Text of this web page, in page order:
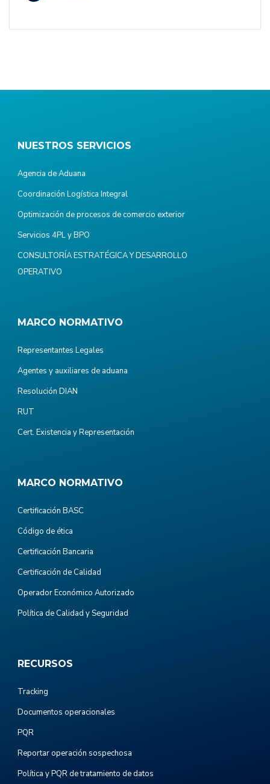
NUESTROS SERVICIOS
Agencia de Aduana
Coordinación Logística Integral
Optimización de procesos de comercio exterior
Servicios 4PL y BPO
CONSULTORÍA ESTRATÉGICA Y DESARROLLO
OPERATIVO
MARCO NORMATIVO
Representantes Legales
Agentes y auxiliares de aduana
Resolución DIAN
RUT
Cert. Existencia y Representación
MARCO NORMATIVO
Certificación BASC
Código de ética
Certificación Bancaria
Certificación de Calidad
Operador Económico Autorizado
Política de Calidad y Seguridad
RECURSOS
Tracking
Documentos operacionales
PQR
Reportar operación sospechosa
Política y PQR de tratamiento de datos